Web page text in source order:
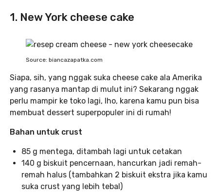
1. New York cheese cake
Source: biancazapatka.com
Siapa, sih, yang nggak suka cheese cake ala Amerika
yang rasanya mantap di mulut ini? Sekarang nggak
perlu mampir ke toko lagi, lho, karena kamu pun bisa
membuat dessert superpopuler ini di rumah!
Bahan untuk crust
85 g mentega, ditambah lagi untuk cetakan
140 g biskuit pencernaan, hancurkan jadi remah-
remah halus (tambahkan 2 biskuit ekstra jika kamu
suka crust yang lebih tebal)